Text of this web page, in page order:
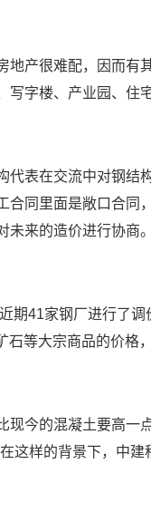
地产很难配，因而有
写字楼、产业园、住
代表在交流中对钢结
合同里面是敞口合同
未来的造价进行协商
期41家钢厂进行了
石等大宗商品的价格
现今的混凝土要高一
这样的背景下，中建